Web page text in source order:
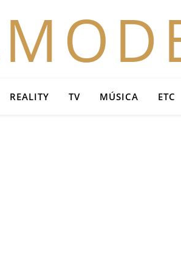
REALITY TV MÚSICA ETC